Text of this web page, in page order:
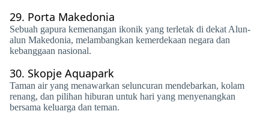
29. Porta Makedonia
Sebuah gapura kemenangan ikonik yang terletak di dekat Alun-
alun Makedonia, melambangkan kemerdekaan negara dan
kebanggaan nasional.
30. Skopje Aquapark
Taman air yang menawarkan seluncuran mendebarkan, kolam
renang, dan pilihan hiburan untuk hari yang menyenangkan
bersama keluarga dan teman.